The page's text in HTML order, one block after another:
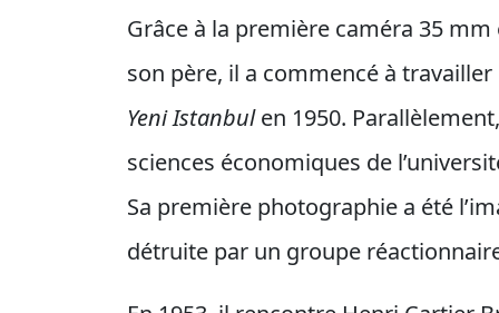
Grâce à la première caméra 35
son père, il a commencé à
Yeni Istanbulen 1950.
sciences économiques de
Sa première photographie a été
détruite par un groupe